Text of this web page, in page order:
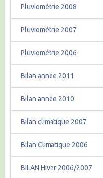
Pluviométrie 2008
Pluviométrie 2007
Pluviométrie 2006
Bilan année 2011
Bilan année 2010
Bilan climatique 2007
Bilan Climatique 2006
BILAN Hiver 2006/2007